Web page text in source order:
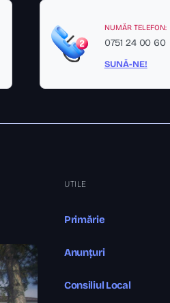
NUMĂR TELEFON:
0751 24 00 60
SUNĂ-NE!
UTILE
Primărie
Anunțuri
Consiliul Local